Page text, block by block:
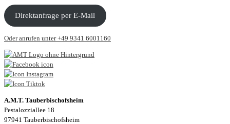
Direktanfrage per E-Mail
Oder anrufen unter +49 9341 6001160
A.M.T. Tauberbischofsheim
Pestalozziallee 18
97941 Tauberbischofsheim